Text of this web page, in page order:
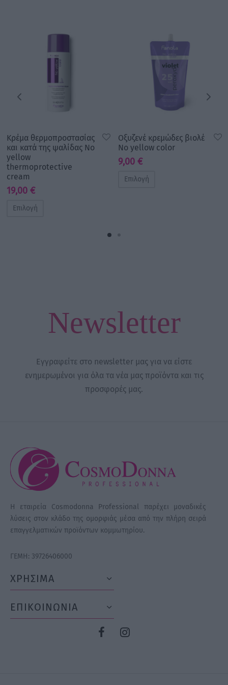
Κρέμα θερμοπροστασίας
και κατά της ψαλίδας No
yellow
thermoprotective
cream
19,00 €
Επιλογή
Οξυζενέ κρεμώδες βιολέ
No yellow color
9,00 €
Επιλογή
Newsletter
Εγγραφείτε στο newsletter μας για να είστε
ενημερωμένοι για όλα τα νέα μας προϊόντα και τις
προσφορές μας.
Η εταιρεία Cosmodonna Professional παρέχει μοναδικές
λύσεις στον κλάδο της ομορφιάς μέσα από την πλήρη σειρά
επαγγελματικών προϊόντων κομμωτηρίου.
ΓΕΜΗ: 39726406000
ΧΡΗΣΙΜΑ
ΕΠΙΚΟΙΝΩΝΙΑ